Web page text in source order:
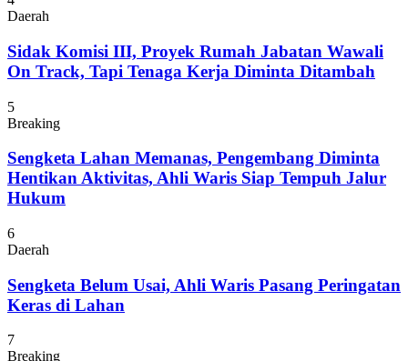
Daerah
Sidak Komisi III, Proyek Rumah Jabatan Wawali
On Track, Tapi Tenaga Kerja Diminta Ditambah
5
Breaking
Sengketa Lahan Memanas, Pengembang Diminta
Hentikan Aktivitas, Ahli Waris Siap Tempuh Jalur
Hukum
6
Daerah
Sengketa Belum Usai, Ahli Waris Pasang Peringatan
Keras di Lahan
7
Breaking